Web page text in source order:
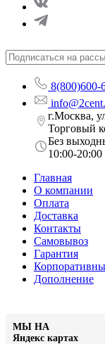
8(800)600-
г.Москва,
Торговый
Без
10:00-20:00
Главная
О компании
Оплата
Доставка
Контакты
Самовывоз
Гарантия
Дополнение
МЫ НА
Яндекс картах